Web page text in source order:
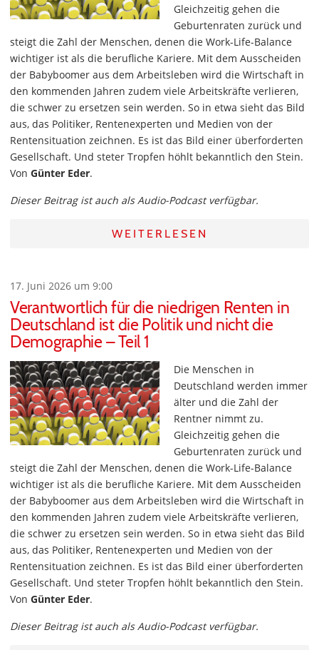
Gleichzeitig gehen die
Geburtenraten zurück und
steigt die Zahl der Menschen, denen die Work-Life-Balance
wichtiger ist als die berufliche Kariere. Mit dem Ausscheiden
der Babyboomer aus dem Arbeitsleben wird die Wirtschaft in
den kommenden Jahren zudem viele Arbeitskräfte verlieren,
die schwer zu ersetzen sein werden. So in etwa sieht das Bild
aus, das Politiker, Rentenexperten und Medien von der
Rentensituation zeichnen. Es ist das Bild einer überforderten
Gesellschaft. Und steter Tropfen höhlt bekanntlich den Stein.
Von Günter Eder.
Dieser Beitrag ist auch als Audio-Podcast verfügbar.
WEITERLESEN
17. Juni 2026 um 9:00
Verantwortlich für die niedrigen Renten in
Deutschland ist die Politik und nicht die
Demographie – Teil 1
Die Menschen in
Deutschland werden immer
älter und die Zahl der
Rentner nimmt zu.
Gleichzeitig gehen die
Geburtenraten zurück und
steigt die Zahl der Menschen, denen die Work-Life-Balance
wichtiger ist als die berufliche Kariere. Mit dem Ausscheiden
der Babyboomer aus dem Arbeitsleben wird die Wirtschaft in
den kommenden Jahren zudem viele Arbeitskräfte verlieren,
die schwer zu ersetzen sein werden. So in etwa sieht das Bild
aus, das Politiker, Rentenexperten und Medien von der
Rentensituation zeichnen. Es ist das Bild einer überforderten
Gesellschaft. Und steter Tropfen höhlt bekanntlich den Stein.
Von Günter Eder.
Dieser Beitrag ist auch als Audio-Podcast verfügbar.